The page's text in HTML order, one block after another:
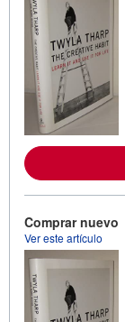
Comprar nuevo
Ver este artículo